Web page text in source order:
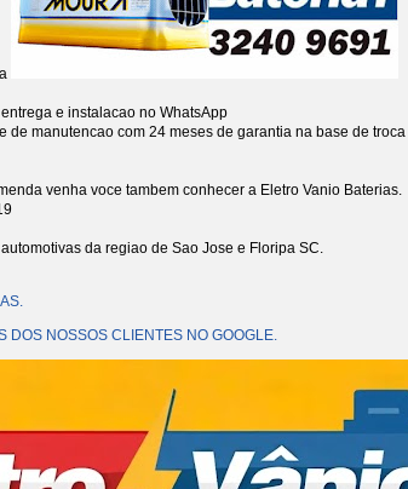
e instalacao no WhatsApp
de manutencao com 24 meses de garantia na base de troca
venha voce tambem conhecer a Eletro Vanio Baterias.
da regiao de Sao Jose e Floripa SC.
DOS NOSSOS CLIENTES NO GOOGLE.